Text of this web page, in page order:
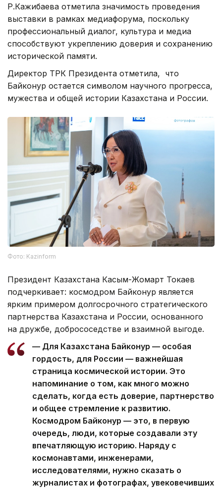
Р.Кажибаева отметила значимость проведения
выставки в рамках медиафорума, поскольку
профессиональный диалог, культура и медиа
способствуют укреплению доверия и сохранению
исторической памяти.
Директор ТРК Президента отметила, что
Байконур остается символом научного прогресса,
мужества и общей истории Казахстана и России.
Фото: Kazinform
Президент Казахстана Касым-Жомарт Токаев
подчеркивает: космодром Байконур является
ярким примером долгосрочного стратегического
партнерства Казахстана и России, основанного
на дружбе, добрососедстве и взаимной выгоде.
— Для Казахстана Байконур — особая
гордость, для России — важнейшая
страница космической истории. Это
напоминание о том, как много можно
сделать, когда есть доверие, партнерство
и общее стремление к развитию.
Космодром Байконур — это, в первую
очередь, люди, которые создавали эту
впечатляющую историю. Наряду с
космонавтами, инженерами,
исследователями, нужно сказать о
журналистах и фотографах, увековечивших